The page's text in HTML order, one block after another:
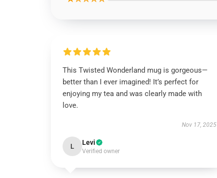
This Twisted Wonderland mug is gorgeous—
better than I ever imagined! It’s perfect for
enjoying my tea and was clearly made with
love.
Nov 17, 2025
L Levi
Verified owner